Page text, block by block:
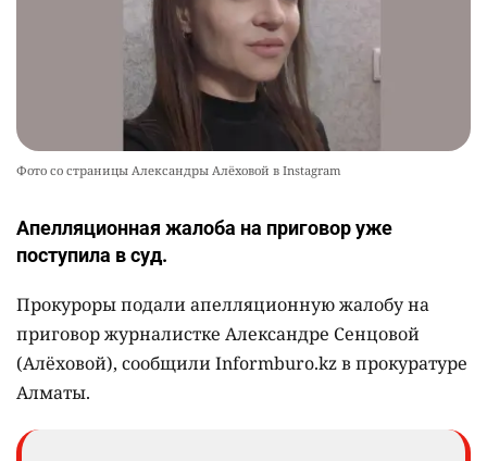
Фото со страницы Александры Алёховой в Instagram
Апелляционная жалоба на приговор уже
поступила в суд.
Прокуроры подали апелляционную жалобу на
приговор журналистке Александре Сенцовой
(Алёховой), сообщили Informburo.kz в прокуратуре
Алматы.